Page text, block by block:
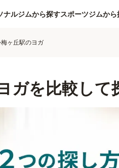
ナルジムから探すスポーツジムから
梅ヶ丘駅のヨガ
ガを比較して